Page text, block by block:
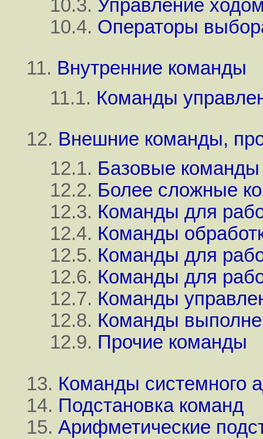
10.3. Управление
10.4. Операторы
11. Внутренние команды
11.1. Команды
12. Внешние команды,
12.1. Базовые команды
12.2. Более сложные
12.3. Команды для
12.4. Команды
12.5. Команды для
12.6. Команды для
12.7. Команды
12.8. Команды
12.9. Прочие команды
13. Команды системного
14. Подстановка команд
15. Арифметические